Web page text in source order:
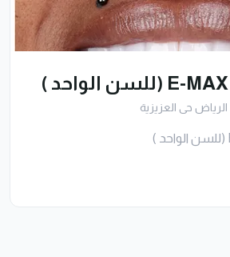
الرياض حى العزيزية